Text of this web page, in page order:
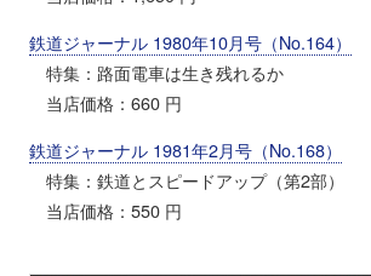
鉄道ジャーナル 1980年10月号（No.164）
特集：路面電車は生き残れるか
当店価格：660 円
鉄道ジャーナル 1981年2月号（No.168）
特集：鉄道とスピードアップ（第2部）
当店価格：550 円